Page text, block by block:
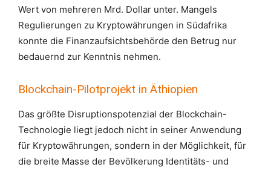
Wert von mehreren Mrd. Dollar unter. Mangels
Regulierungen zu Kryptowährungen in Südafrika
konnte die Finanzaufsichtsbehörde den Betrug nur
bedauernd zur Kenntnis nehmen.
Blockchain-Pilotprojekt in Äthiopien
Das größte Disruptionspotenzial der Blockchain-
Technologie liegt jedoch nicht in seiner Anwendung
für Kryptowährungen, sondern in der Möglichkeit, für
die breite Masse der Bevölkerung Identitäts- und